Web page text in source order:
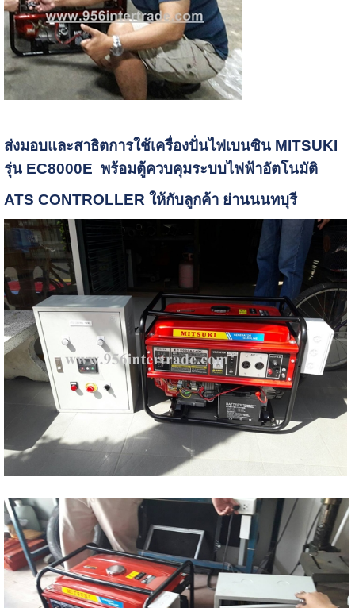
ส่งมอบและสาธิตการใช้เครื่องปั่นไฟเบนซิน MITSUKI
รุ่น EC8000E พร้อมตู้ควบคุมระบบไฟฟ้าอัตโนมัติ
ATS CONTROLLER ให้กับลูกค้า ย่านนนทบุรี